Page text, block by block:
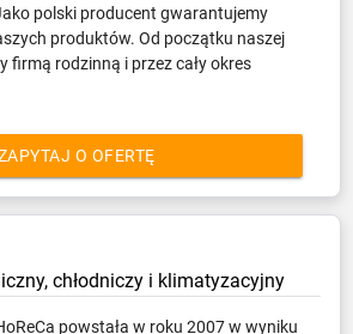
polski producent gwarantujemy
produktów. Od początku naszej
firmą rodzinną i przez cały okres
O OFERTĘ
chłodniczy i klimatyzacyjny
powstała w roku 2007 w wyniku